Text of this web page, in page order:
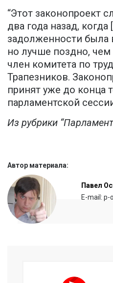
“Этот законопроект
два года назад,
задолженности была
но лучше поздно, чем
член комитета по
Трапезников.
принят уже до конца
парламентской
Из рубрики
Автор материала:
Павел
E-mail: p-